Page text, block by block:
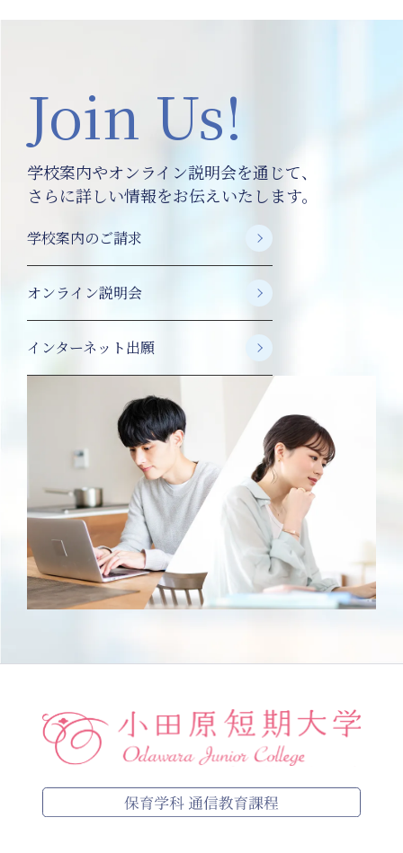
Join Us!
学校案内やオンライン説明会を通じて、
さらに詳しい情報をお伝えいたします。
学校案内のご請求
オンライン説明会
インターネット出願